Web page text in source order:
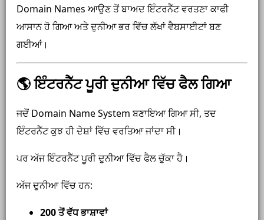
Domain Names ਆਉਣ ਤੋਂ ਬਾਅਦ ਇੰਟਰਨੈੱਟ ਵਰਤਣਾ ਕਾਫੀ
ਆਸਾਨ ਹੋ ਗਿਆ ਅਤੇ ਦੁਨੀਆ ਭਰ ਵਿੱਚ ਲੱਖਾਂ ਵੈਬਸਾਈਟਾਂ ਬਣ
ਗਈਆਂ।
🌎 ਇੰਟਰਨੈੱਟ ਪੂਰੀ ਦੁਨੀਆ ਵਿੱਚ ਫੈਲ ਗਿਆ
ਜਦੋਂ Domain Name System ਬਣਾਇਆ ਗਿਆ ਸੀ, ਤਦ
ਇੰਟਰਨੈੱਟ ਕੁਝ ਹੀ ਦੇਸ਼ਾਂ ਵਿੱਚ ਵਰਤਿਆ ਜਾਂਦਾ ਸੀ।
ਪਰ ਅੱਜ ਇੰਟਰਨੈੱਟ ਪੂਰੀ ਦੁਨੀਆ ਵਿੱਚ ਫੈਲ ਚੁੱਕਾ ਹੈ।
ਅੱਜ ਦੁਨੀਆ ਵਿੱਚ ਹਨ:
200 ਤੋਂ ਵੱਧ ਭਾਸ਼ਾਵਾਂ